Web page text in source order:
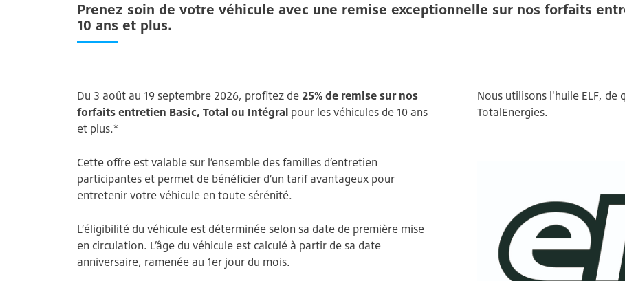
Prenez soin de votre véhicule avec une remise exceptionnelle sur nos forfaits
10 ans et plus.
Du 3 août au 19 septembre 2026, profitez de 25% de remise sur nos
forfaits entretien Basic, Total ou Intégral pour les véhicules de 10 ans
et plus.*
Cette offre est valable sur l’ensemble des familles d’entretien
participantes et permet de bénéficier d’un tarif avantageux pour
entretenir votre véhicule en toute sérénité.
L’éligibilité du véhicule est déterminée selon sa date de première mise
en circulation. L’âge du véhicule est calculé à partir de sa date
anniversaire, ramenée au 1er jour du mois.
Nous utilisons l'huile ELF,
TotalEnergies.